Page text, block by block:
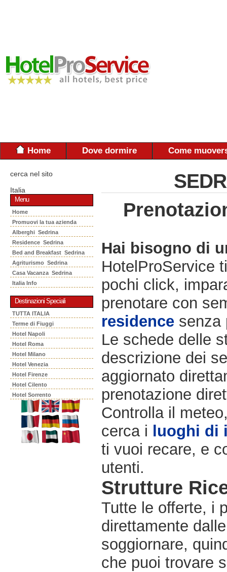
Home Dove dormire Come
cerca nel sito
Italia
Menu
Home
Promuovi la tua azienda
Alberghi Sedrina
Residence Sedrina
Bed and Breakfast Sedrina
Agriturismo Sedrina
Casa Vacanza Sedrina
Italia Info
Destinazioni Speciali
TUTTA ITALIA
Terme di Fiuggi
Hotel Napoli
Hotel Roma
Hotel Milano
Hotel Venezia
Hotel Firenze
Hotel Cilento
Hotel Sorrento
Hai bisogno di
HotelProService
pochi click,
prenotare con
residence senza
Le schede delle
descrizione dei
aggiornato
prenotazione
Controlla il
cerca i
luoghi di
ti vuoi recare, e
utenti.
Strutture
Tutte le offerte, i
direttamente
soggiornare,
che puoi trovare